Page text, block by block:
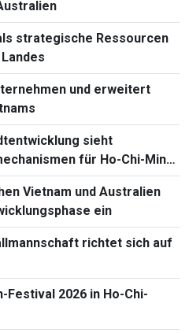
strategische Ressourcen
und erweitert
sieht
für Ho-Chi-Minh-
Vietnam und Australien
ein
richtet sich auf
Festival 2026 in Ho-Chi-